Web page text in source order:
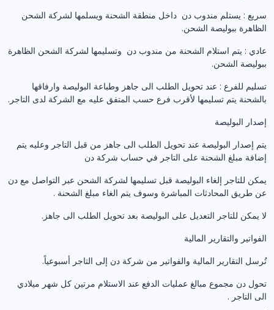
سريع : يستلم مندوب دن داخل منطقة الشحنة ويسلمها لشركة الشحن
الظاهرة ببوليصة الشحن.
عادي : يتم استلام الشحنة من مندوب دن وتسليمها لشركة الشحن الظاهرة
ببوليصة الشحن.
تسليم للفرع : عند تحويل الطلب الى جاهز وطباعة البوليصة وارفاقها
بالشحنة يتم تسليمها لأقرب فرع حسب المتفق عليه مع الشركة لدى التاجر.
إصدار البوليصة
يتم إصدار البوليصة عند تحويل الطلب الى جاهز من قبل التاجر وعليه يتم
إضافة مبلغ الشحنة على التاجر في حساب شركة دن
يمكن للتاجر إلغاء البوليصة قبل تسليمها لشركة الشحن عبر التواصل مع دن
عن طريق المحادثات المباشرة وسوف يتم الغاء مبلغ الشحنة .
لا يمكن للتاجر التعديل على البوليصة بعد تحويل الطلب الى جاهز.
الفواتير والتقارير المالية
تُرسل التقارير المالية والفواتير من شركة دن إلى التاجر أسبوعياً.
تحول دن مجموع مبالغ عمليات الدفع عند الاستلام مرتين كل شهر ميلادي
الى التاجر .